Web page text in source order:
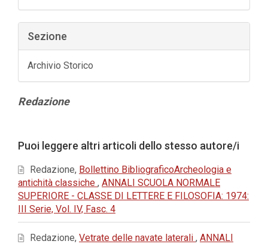
Sezione
Archivio Storico
Contenuto
Redazione
dell'articolo
Puoi leggere altri articoli dello stesso autore/i
Redazione, Bollettino BibliograficoArcheologia e
antichità classiche , ANNALI SCUOLA NORMALE
SUPERIORE - CLASSE DI LETTERE E FILOSOFIA: 1974:
III Serie, Vol. IV, Fasc. 4
Redazione, Vetrate delle navate laterali , ANNALI